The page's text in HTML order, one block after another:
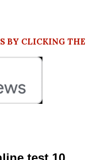
BY CLICKING THE